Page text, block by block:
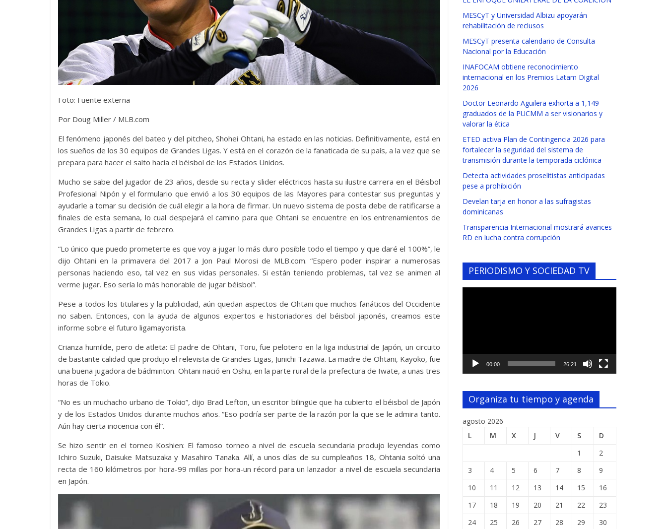
Foto: Fuente externa
Por Doug Miller / MLB.com
El fenómeno japonés del bateo y del pitcheo, Shohei Ohtani, ha estado en las noticias. Definitivamente, está en
los sueños de los 30 equipos de Grandes Ligas. Y está en el corazón de la fanaticada de su país, a la vez que se
prepara para hacer el salto hacia el béisbol de los Estados Unidos.
Mucho se sabe del jugador de 23 años, desde su recta y slider eléctricos hasta su ilustre carrera en el Béisbol
Profesional Nipón y el formulario que envió a los 30 equipos de las Mayores para contestar sus preguntas y
ayudarle a tomar su decisión de cuál elegir a la hora de firmar. Un nuevo sistema de posta debe de ratificarse a
finales de esta semana, lo cual despejará el camino para que Ohtani se encuentre en los entrenamientos de
Grandes Ligas a partir de febrero.
“Lo único que puedo prometerte es que voy a jugar lo más duro posible todo el tiempo y que daré el 100%”, le
dijo Ohtani en la primavera del 2017 a Jon Paul Morosi de MLB.com. “Espero poder inspirar a numerosas
personas haciendo eso, tal vez en sus vidas personales. Si están teniendo problemas, tal vez se animen al
verme jugar. Eso sería lo más honorable de jugar béisbol”.
Pese a todos los titulares y la publicidad, aún quedan aspectos de Ohtani que muchos fanáticos del Occidente
no saben. Entonces, con la ayuda de algunos expertos e historiadores del béisbol japonés, creamos este
informe sobre el futuro ligamayorista.
Crianza humilde, pero de atleta: El padre de Ohtani, Toru, fue pelotero en la liga industrial de Japón, un circuito
de bastante calidad que produjo el relevista de Grandes Ligas, Junichi Tazawa. La madre de Ohtani, Kayoko, fue
una buena jugadora de bádminton. Ohtani nació en Oshu, en la parte rural de la prefectura de Iwate, a unas tres
horas de Tokio.
“No es un muchacho urbano de Tokio”, dijo Brad Lefton, un escritor bilingüe que ha cubierto el béisbol de Japón
y de los Estados Unidos durante muchos años. “Eso podría ser parte de la razón por la que se le admira tanto.
Aún hay cierta inocencia con él”.
Se hizo sentir en el torneo Koshien: El famoso torneo a nivel de escuela secundaria produjo leyendas como
Ichiro Suzuki, Daisuke Matsuzaka y Masahiro Tanaka. Allí, a unos días de su cumpleaños 18, Ohtania soltó una
recta de 160 kilómetros por hora-99 millas por hora-un récord para un lanzador a nivel de escuela secundaria
en Japón.
MESCyT y Universidad Albizu apoyarán
rehabilitación de reclusos
MESCyT presenta calendario de Consulta
Nacional por la Educación
INAFOCAM obtiene reconocimiento
internacional en los Premios Latam Digital
2026
Doctor Leonardo Aguilera exhorta a 1,149
graduados de la PUCMM a ser visionarios y
valorar la ética
ETED activa Plan de Contingencia 2026 para
fortalecer la seguridad del sistema de
transmisión durante la temporada ciclónica
Detecta actividades proselitistas anticipadas
pese a prohibición
Develan tarja en honor a las sufragistas
dominicanas
Transparencia Internacional mostrará avances
RD en lucha contra corrupción
PERIODISMO Y SOCIEDAD TV
00:00 26:21
Organiza tu tiempo y agenda
agosto 2026
L
M X J V S
D
1
2
3
4 5 6 7 8
9
10
11 12 13 14 15
16
17
18 19 20 21 22
23
24
25 26 27 28 29
30